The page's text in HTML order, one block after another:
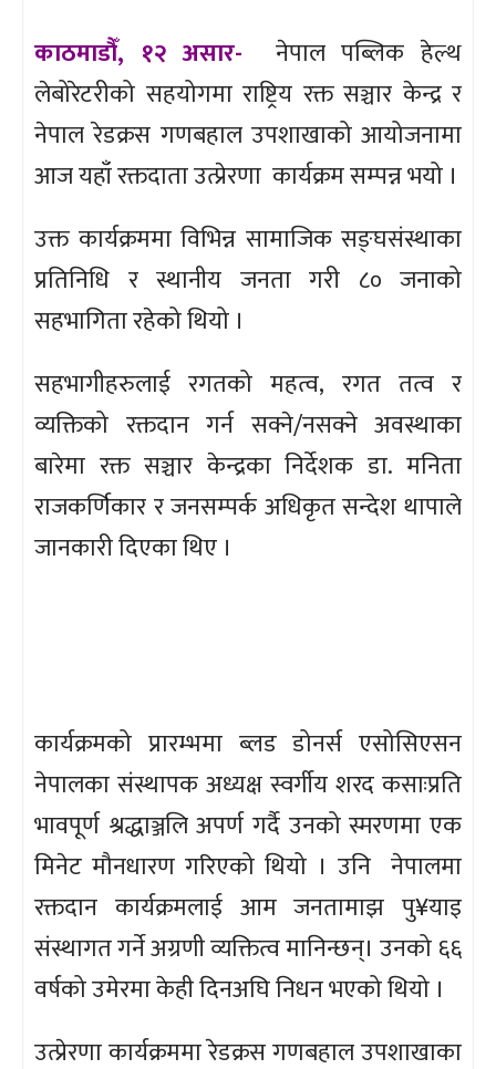
काठमाडौँ, १२ असार- नेपाल पब्लिक हेल्थ
लेबोरेटरीको सहयोगमा राष्ट्रिय रक्त सञ्चार केन्द्र र
नेपाल रेडक्रस गणबहाल उपशाखाको आयोजनामा
आज यहाँ रक्तदाता उत्प्रेरणा कार्यक्रम सम्पन्न भयो ।
उक्त कार्यक्रममा विभिन्न सामाजिक सङ्घसंस्थाका
प्रतिनिधि र स्थानीय जनता गरी ८० जनाको
सहभागिता रहेको थियो ।
सहभागीहरुलाई रगतको महत्व, रगत तत्व र
व्यक्तिको रक्तदान गर्न सक्ने/नसक्ने अवस्थाका
बारेमा रक्त सञ्चार केन्द्रका निर्देशक डा. मनिता
राजकर्णिकार र जनसम्पर्क अधिकृत सन्देश थापाले
जानकारी दिएका थिए ।
कार्यक्रमको प्रारम्भमा ब्लड डोनर्स एसोसिएसन
नेपालका संस्थापक अध्यक्ष स्वर्गीय शरद कसाःप्रति
भावपूर्ण श्रद्धाञ्जलि अपर्ण गर्दै उनको स्मरणमा एक
मिनेट मौनधारण गरिएको थियो । उनि नेपालमा
रक्तदान कार्यक्रमलाई आम जनतामाझ पु¥याइ
संस्थागत गर्ने अग्रणी व्यक्तित्व मानिन्छन्। उनको ६६
वर्षको उमेरमा केही दिनअघि निधन भएको थियो ।
उत्प्रेरणा कार्यक्रममा रेडक्रस गणबहाल उपशाखाका